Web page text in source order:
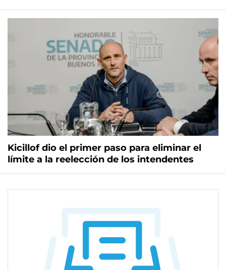
Kicillof dio el primer paso para eliminar el
límite a la reelección de los intendentes